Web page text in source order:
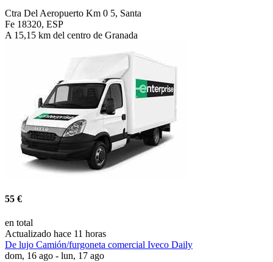
Ctra Del Aeropuerto Km 0 5, Santa
Fe 18320, ESP
A 15,15 km del centro de Granada
55 €
en total
Actualizado hace 11 horas
De lujo Camión/furgoneta comercial Iveco Daily
dom, 16 ago - lun, 17 ago